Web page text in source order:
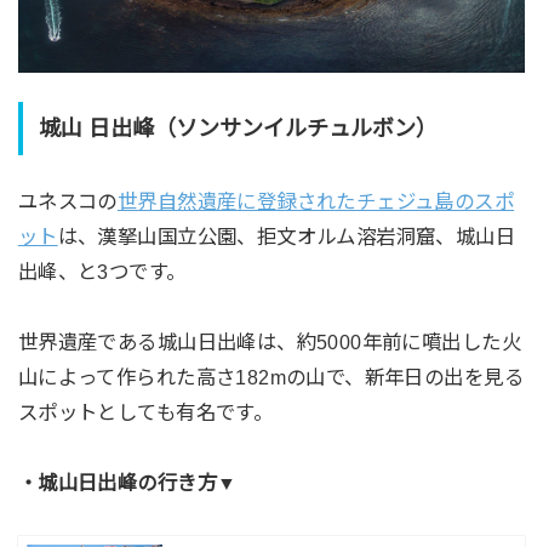
城山 日出峰（ソンサンイルチュルボン）
ユネスコの世界自然遺産に登録されたチェジュ島のスポ
ット は、漢拏山国立公園、拒文オルム溶岩洞窟、城山日
出峰、と3つです。
世界遺産である城山日出峰は、約5000年前に噴出した火
山によって作られた高さ182mの山で、新年日の出を見る
スポットとしても有名です。
・城山日出峰の行き方▼